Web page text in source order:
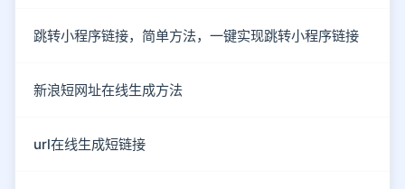
跳转小程序链接，简单方法，一键实现跳转小程序链接
新浪短网址在线生成方法
url在线生成短链接